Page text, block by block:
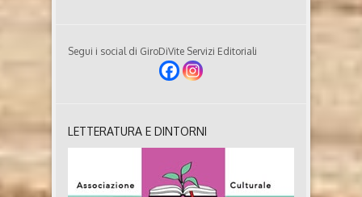
Segui i social di GiroDiVite Servizi Editoriali
LETTERATURA E DINTORNI